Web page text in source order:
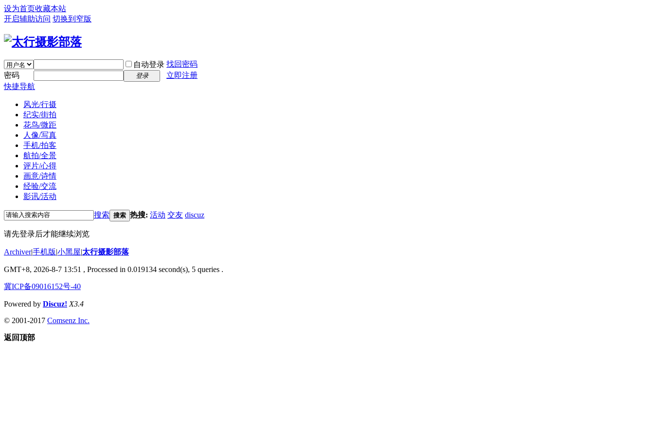
设为首页收藏本站
开启辅助访问 切换到窄版
自动登录 找回密码
密码
登录
立即注册
快捷导航
风光/行摄
纪实/街拍
花鸟/微距
人像/写真
手机/拍客
航拍/全景
评片/心得
画意/诗情
经验/交流
影讯/活动
搜索 搜索 热搜: 活动 交友 discuz
请先登录后才能继续浏览
Archiver|手机版|小黑屋|太行摄影部落
GMT+8, 2026-8-7 13:51 , Processed in 0.019134 second(s), 5 queries .
冀ICP备09016152号-40
Powered by Discuz! X3.4
© 2001-2017 Comsenz Inc.
返回顶部